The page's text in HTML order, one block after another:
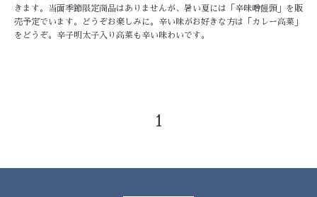
きます。当面季節限定商品はありませんが、暑い夏には「辛味噌饅頭」を販
売予定でいます。どうぞお楽しみに。辛い味がお好きな方は「カレー高菜」
をどうぞ。辛子明太子入り高菜も辛い味わいです。
1